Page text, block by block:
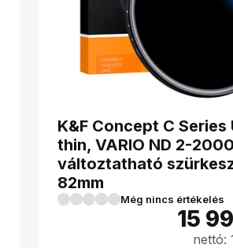
K&F Concept C Series
thin, VARIO ND 2-2000
változtatható
82mm
Még nincs értékelés
15
nettó: